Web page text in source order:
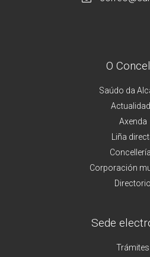
O
Saúdo da
Axenda
Liña
Corporación
Directorio
Sede
Trámites